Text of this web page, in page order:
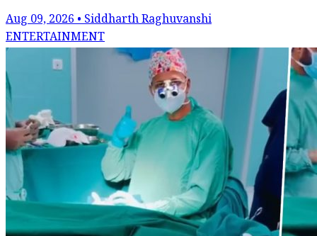
Aug 09, 2026 • Siddharth Raghuvanshi
ENTERTAINMENT